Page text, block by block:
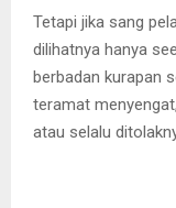
Tetapi jika sang
dilihatnya hanya
berbadan kurapan
teramat
atau selalu